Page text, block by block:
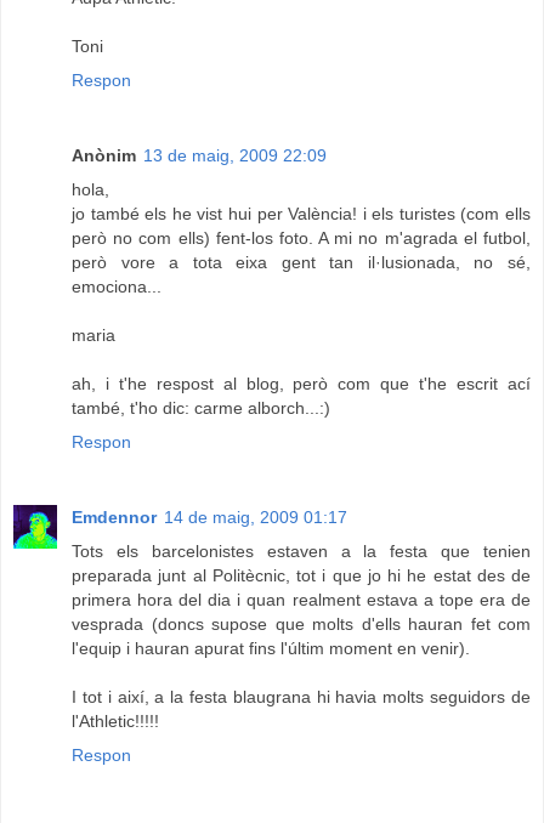
Toni
Respon
Anònim 13 de maig, 2009 22:09
hola,
jo també els he vist hui per València! i els turistes (com ells
però no com ells) fent-los foto. A mi no m'agrada el futbol,
però vore a tota eixa gent tan il·lusionada, no sé,
emociona...
maria
ah, i t'he respost al blog, però com que t'he escrit ací
també, t'ho dic: carme alborch...:)
Respon
Emdennor 14 de maig, 2009 01:17
Tots els barcelonistes estaven a la festa que tenien
preparada junt al Politècnic, tot i que jo hi he estat des de
primera hora del dia i quan realment estava a tope era de
vesprada (doncs supose que molts d'ells hauran fet com
l'equip i hauran apurat fins l'últim moment en venir).
I tot i així, a la festa blaugrana hi havia molts seguidors de
l'Athletic!!!!!
Respon